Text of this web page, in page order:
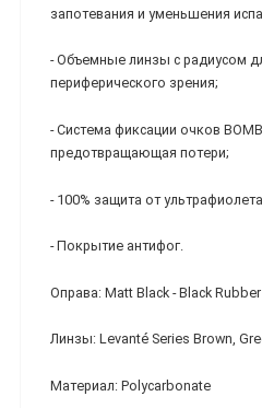
запотевания и уменьшения
- Объемные линзы с радиусом
периферического зрения;
- Система фиксации очков
предотвращающая потери;
- 100% защита от
- Покрытие антифог.
Оправа: Matt Black - Black Rubber
Линзы: Levanté Series Brown,
Материал: Polycarbonate